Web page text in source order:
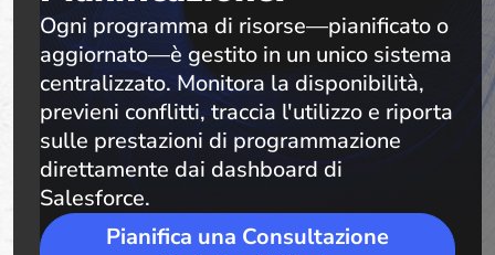
Ogni programma di risorse—pianificato o
aggiornato—è gestito in un unico sistema
centralizzato. Monitora la disponibilità,
previeni conflitti, traccia l'utilizzo e riporta
sulle prestazioni di programmazione
direttamente dai dashboard di
Salesforce.
Pianifica una Consultazione